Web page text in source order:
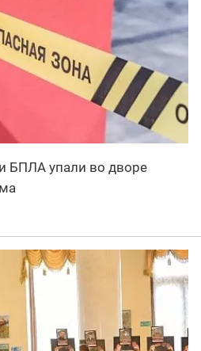
БПЛА упали во дворе